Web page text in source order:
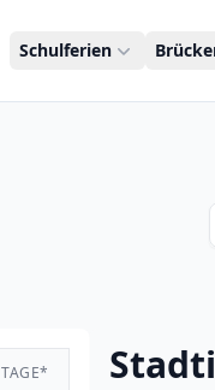
Schulferien
TAGE*